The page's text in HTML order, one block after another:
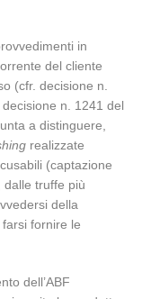
in
del cliente
(cfr. decisione n.
n. 1241 del
a distinguere,
realizzate
(captazione
truffe più
della
fornire le
dell’ABF